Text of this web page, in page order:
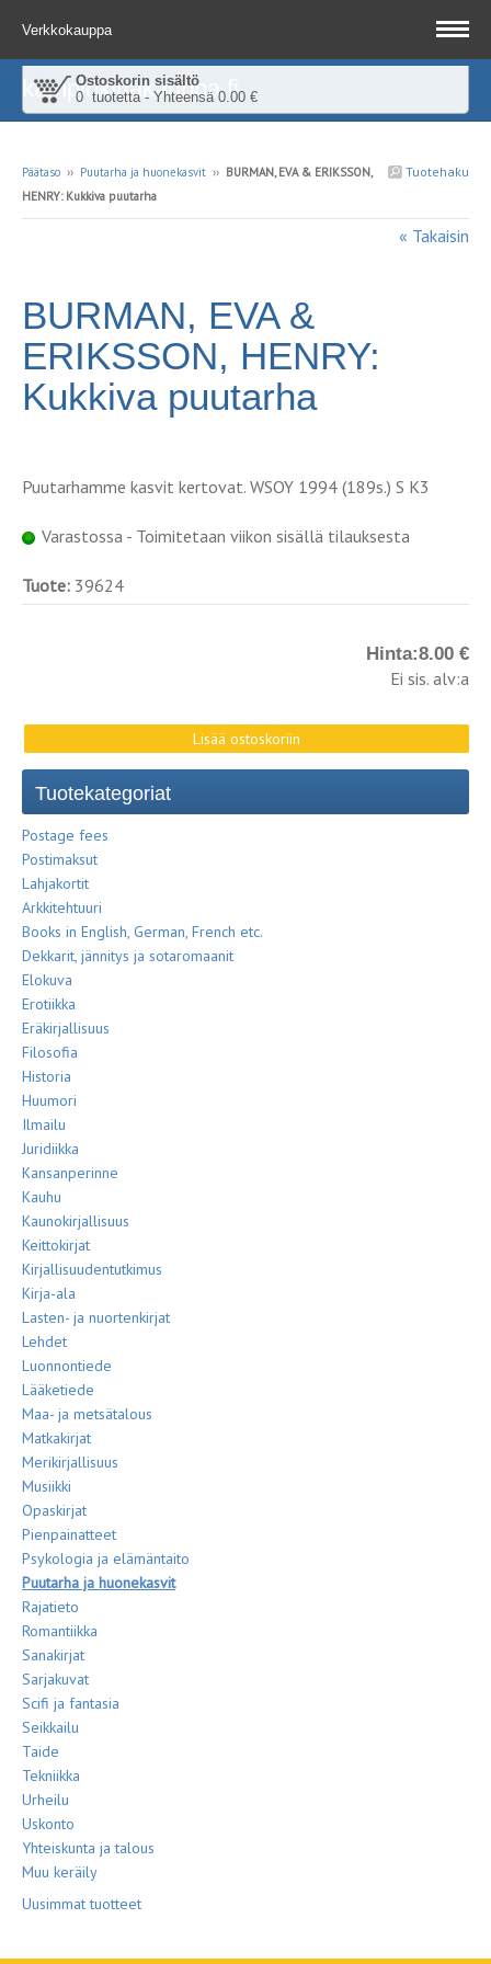
Verkkokauppa
Ostoskorin sisältö
0 tuotetta - Yhteensä 0.00 €
kampinkirjakauppa.fi
Tuotehaku
Päätaso ›› Puutarha ja huonekasvit ›› BURMAN, EVA & ERIKSSON,
HENRY: Kukkiva puutarha
« Takaisin
BURMAN, EVA &
ERIKSSON, HENRY:
Kukkiva puutarha
Puutarhamme kasvit kertovat. WSOY 1994 (189s.) S K3
Varastossa - Toimitetaan viikon sisällä tilauksesta
Tuote: 39624
Hinta:8.00 €
Ei sis. alv:a
Tuotekategoriat
Postage fees
Postimaksut
Lahjakortit
Arkkitehtuuri
Books in English, German, French etc.
Dekkarit, jännitys ja sotaromaanit
Elokuva
Erotiikka
Eräkirjallisuus
Filosofia
Historia
Huumori
Ilmailu
Juridiikka
Kansanperinne
Kauhu
Kaunokirjallisuus
Keittokirjat
Kirjallisuudentutkimus
Kirja-ala
Lasten- ja nuortenkirjat
Lehdet
Luonnontiede
Lääketiede
Maa- ja metsätalous
Matkakirjat
Merikirjallisuus
Musiikki
Opaskirjat
Pienpainatteet
Psykologia ja elämäntaito
Puutarha ja huonekasvit
Rajatieto
Romantiikka
Sanakirjat
Sarjakuvat
Scifi ja fantasia
Seikkailu
Taide
Tekniikka
Urheilu
Uskonto
Yhteiskunta ja talous
Muu keräily
Uusimmat tuotteet